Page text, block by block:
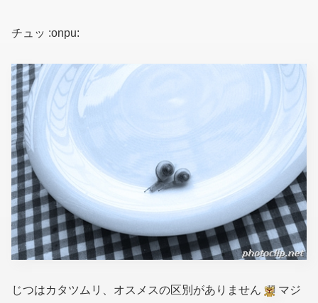
チュッ :onpu:
じつはカタツムリ、オスメスの区別がありません
マジ